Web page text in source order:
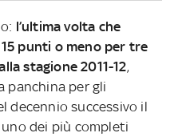
l’ultima volta che
punti o meno per tre
stagione 2011-12,
panchina per gli
decennio successivo il
dei più completi